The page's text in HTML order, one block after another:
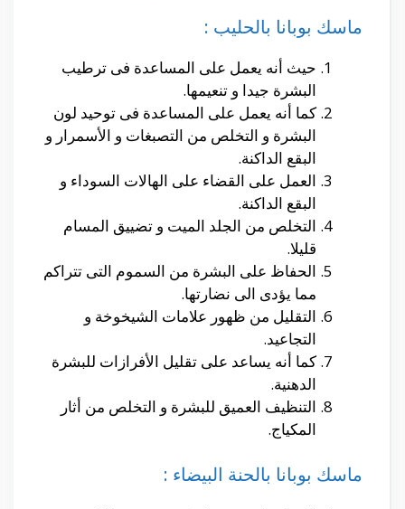
ماسك بوبانا بالحليب :
حيث أنه يعمل على المساعدة فى ترطيب
البشرة جيدا و تنعيمها.
كما أنه يعمل على المساعدة فى توحيد لون
البشرة و التخلص من التصبغات و الأسمرار و
البقع الداكنة.
العمل على القضاء على الهالات السوداء و
البقع الداكنة.
التخلص من الجلد الميت و تضييق المسام
قليلا.
الحفاظ على البشرة من السموم التى تتراكم
مما يؤدى الى نضارتها.
التقليل من ظهور علامات الشيخوخة و
التجاعيد.
كما أنه يساعد على تقليل الأفرازات للبشرة
الدهنية.
التنظيف العميق للبشرة و التخلص من أثار
المكياج.
ماسك بوبانا بالحنة البيضاء :